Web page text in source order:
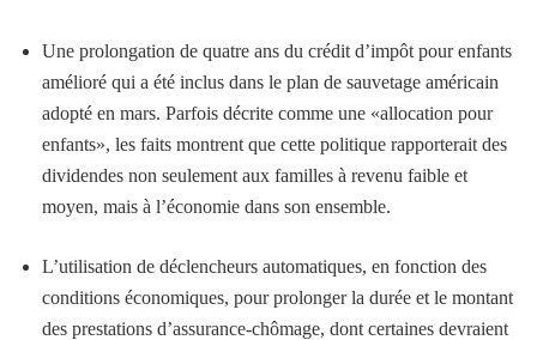
Une prolongation de quatre ans du crédit d’impôt pour enfants
amélioré qui a été inclus dans le plan de sauvetage américain
adopté en mars. Parfois décrite comme une «allocation pour
enfants», les faits montrent que cette politique rapporterait des
dividendes non seulement aux familles à revenu faible et
moyen, mais à l’économie dans son ensemble.
L’utilisation de déclencheurs automatiques, en fonction des
conditions économiques, pour prolonger la durée et le montant
des prestations d’assurance-chômage, dont certaines devraient